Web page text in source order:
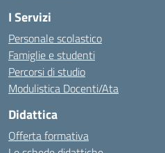
I Servizi
Personale scolastico
Famiglie e studenti
Percorsi di studio
Modulistica Docenti/Ata
Didattica
Offerta formativa